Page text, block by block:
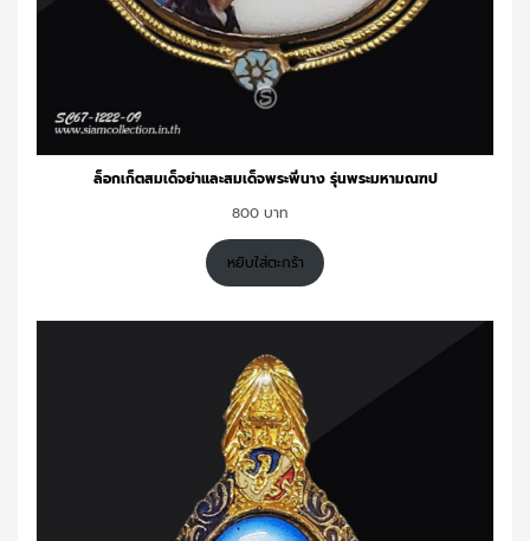
ล็อกเก็ตสมเด็จย่าและสมเด็จพระพี่นาง รุ่นพระมหามณฑป
800
หยิบใส่ตะกร้า